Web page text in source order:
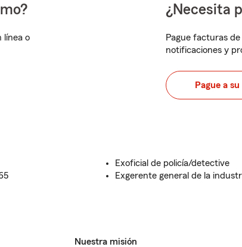
línea o
¿Necesita
Pague facturas
notificaciones y
Pague a
Exoficial de policía/detective
Exgerente general de la
Nuestra misión